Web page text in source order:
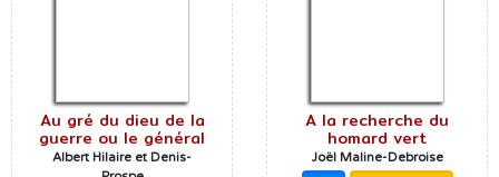
Au gré du dieu de la
guerre ou le général
Albert Hilaire et Denis-
A la recherche du
homard vert
Joël Maline-Debroise